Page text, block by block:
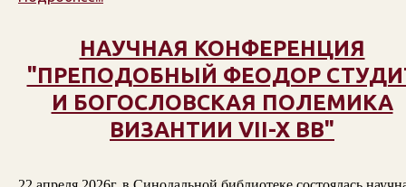
НАУЧНАЯ КОНФЕРЕНЦИЯ
"ПРЕПОДОБНЫЙ ФЕОДОР
И БОГОСЛОВСКАЯ ПОЛЕМИКА
ВИЗАНТИИ VII-X ВВ"